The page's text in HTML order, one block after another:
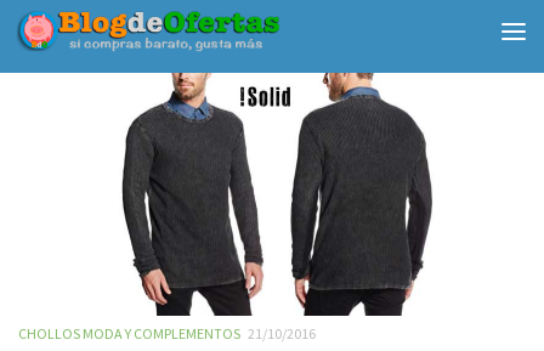
Debajo del contenido
CHOLLOS MODA Y COMPLEMENTOS 21/10/2016